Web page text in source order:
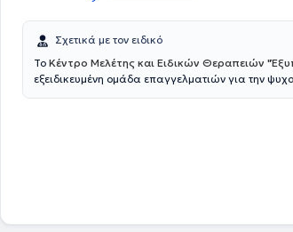
Σχετικά με τον ειδικό
Το Κέντρο Μελέτης και Ειδικών Θεραπειών
εξειδικευμένη ομάδα επαγγελματιών για την